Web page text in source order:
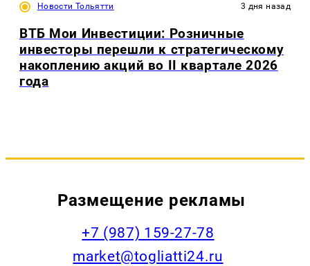
Новости Тольятти 3 дня назад
ВТБ Мои Инвестиции: Розничные
инвесторы перешли к стратегическому
накоплению акций во II квартале 2026
года
Размещение рекламы
+7 (987) 159-27-78
market@togliatti24.ru